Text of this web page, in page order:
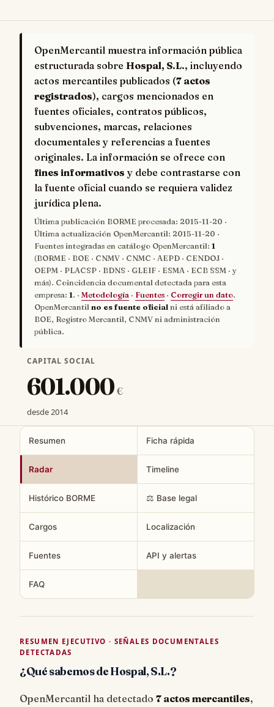
OpenMercantil muestra información pública
estructurada sobre Hospal, S.L., incluyendo
actos mercantiles publicados (7 actos
registrados), cargos mencionados en
fuentes oficiales, contratos públicos,
subvenciones, marcas, relaciones
documentales y referencias a fuentes
originales. La información se ofrece con
fines informativos y debe contrastarse con
la fuente oficial cuando se requiera validez
jurídica plena.
Última publicación BORME procesada: 2015-11-20 ·
Última actualización OpenMercantil: 2015-11-20 ·
Fuentes integradas en catálogo OpenMercantil: 1
(BORME · BOE · CNMV · CNMC · AEPD · CENDOJ ·
OEPM · PLACSP · BDNS · GLEIF · ESMA · ECB SSM · y
más). Coincidencia documental detectada para esta
empresa: 1. · Metodología · Fuentes · Corregir un dato.
OpenMercantil no es fuente oficial ni está afiliado a
BOE, Registro Mercantil, CNMV ni administración
pública.
CAPITAL SOCIAL
601.000 €
desde 2014
Resumen Ficha rápida
Radar Timeline
Histórico BORME ⚖️ Base legal
Cargos Localización
Fuentes API y alertas
FAQ
RESUMEN EJECUTIVO · SEÑALES DOCUMENTALES
DETECTADAS
¿Qué sabemos de Hospal, S.L.?
OpenMercantil ha detectado 7 actos mercantiles,